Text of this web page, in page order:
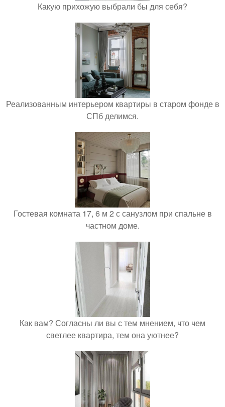
Какую прихожую выбрали бы для себя?
Реализованным интерьером квартиры в старом фонде в
СПб делимся.
Гостевая комната 17, 6 м 2 с санузлом при спальне в
частном доме.
Как вам? Согласны ли вы с тем мнением, что чем
светлее квартира, тем она уютнее?